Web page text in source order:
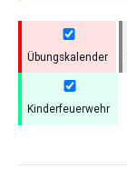
Übungskalender
Kinderfeuerwehr